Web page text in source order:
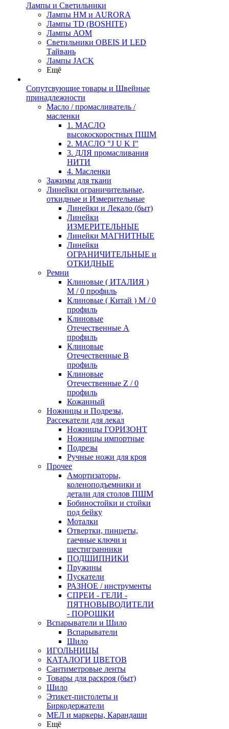
Лампы и Светильники
Лампы HM и AURORA
Лампы TD (BOSHITE)
Лампы АОМ
Светильники OBEIS И LED
Тайвань
Лампы JACK
Ещё
Сопутсвующие товары и Швейные
принадлежности
Масло / промасливатель /
масленки
1. МАСЛО
высокоскоростных ПШМ
2. МАСЛО "J U K I"
3. ДЛЯ промасливания
НИТИ
4. Масленки
Зажимы для ткани
Линейки ограничительные,
откидные и Измерительные
Линейки и Лекало (быт)
Линейки
ИЗМЕРИТЕЛЬНЫЕ
Линейки МАГНИТНЫЕ
Линейки
ОГРАНИЧИТЕЛЬНЫЕ и
ОТКИДНЫЕ
Ремни
Клиновые ( ИТАЛИЯ )
М / 0 профиль
Клиновые ( Китай ) М / 0
профиль
Клиновые
Отечественные А
профиль
Клиновые
Отечественные В
профиль
Клиновые
Отечественные Z / 0
профиль
Кожанный
Ножницы и Подрезы,
Рассекатели для лекал
Ножницы ГОРИЗОНТ
Ножницы импортные
Подрезы
Ручные ножи для кроя
Прочее
Амортизаторы,
коленоподъемники и
детали для столов ПШМ
Бобиностойки и стойки
под бейку
Моталки
Отвертки, пинцеты,
гаечные ключи и
шестигранники
ПОДШИПНИКИ
Пружины
Пускатели
РАЗНОЕ / инструменты
СПРЕИ - ГЕЛИ -
ПЯТНОВЫВОДИТЕЛИ
- ПОРОШКИ
Вспарыватели и Шило
Вспарыватели
Шило
ИГОЛЬНИЦЫ
КАТАЛОГИ ЦВЕТОВ
Сантиметровые ленты
Товары для раскроя (быт)
Шило
Этикет-пистолеты и
Биркодержатели
МЕЛ и маркеры, Карандаши
Ещё